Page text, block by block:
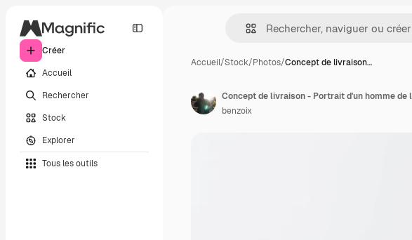
Créer
Accueil
Rechercher
Stock
Explorer
Tous les outils
Accueil/Stock/Photos/Concept de livraison…
benzoix